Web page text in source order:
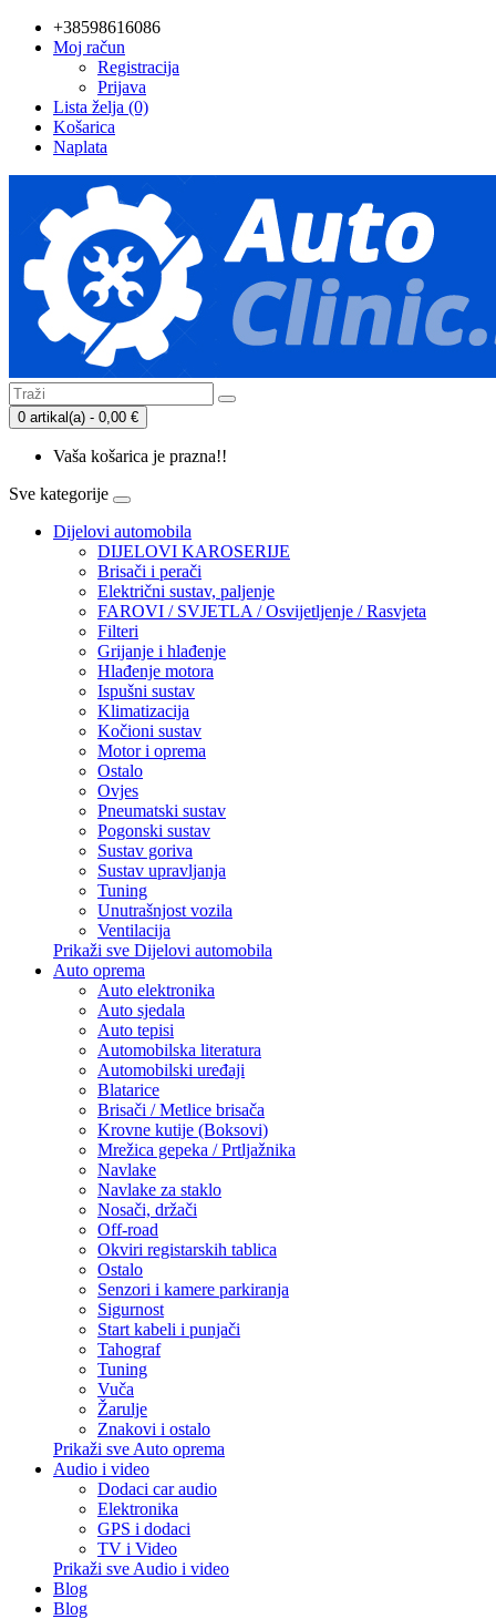
+38598616086
Moj račun
Registracija
Prijava
Lista želja (0)
Košarica
Naplata
0 artikal(a) - 0,00 €
Vaša košarica je prazna!!
Sve kategorije
Dijelovi automobila
DIJELOVI KAROSERIJE
Brisači i perači
Električni sustav, paljenje
FAROVI / SVJETLA / Osvijetljenje / Rasvjeta
Filteri
Grijanje i hlađenje
Hlađenje motora
Ispušni sustav
Klimatizacija
Kočioni sustav
Motor i oprema
Ostalo
Ovjes
Pneumatski sustav
Pogonski sustav
Sustav goriva
Sustav upravljanja
Tuning
Unutrašnjost vozila
Ventilacija
Prikaži sve Dijelovi automobila
Auto oprema
Auto elektronika
Auto sjedala
Auto tepisi
Automobilska literatura
Automobilski uređaji
Blatarice
Brisači / Metlice brisača
Krovne kutije (Boksovi)
Mrežica gepeka / Prtljažnika
Navlake
Navlake za staklo
Nosači, držači
Off-road
Okviri registarskih tablica
Ostalo
Senzori i kamere parkiranja
Sigurnost
Start kabeli i punjači
Tahograf
Tuning
Vuča
Žarulje
Znakovi i ostalo
Prikaži sve Auto oprema
Audio i video
Dodaci car audio
Elektronika
GPS i dodaci
TV i Video
Prikaži sve Audio i video
Blog
Blog